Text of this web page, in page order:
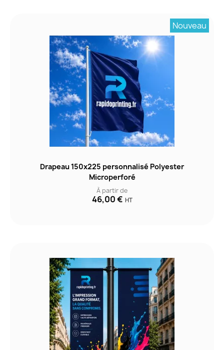
Nouveau
Drapeau 150x225 personnalisé Polyester
Microperforé
À partir de
46,00 € HT